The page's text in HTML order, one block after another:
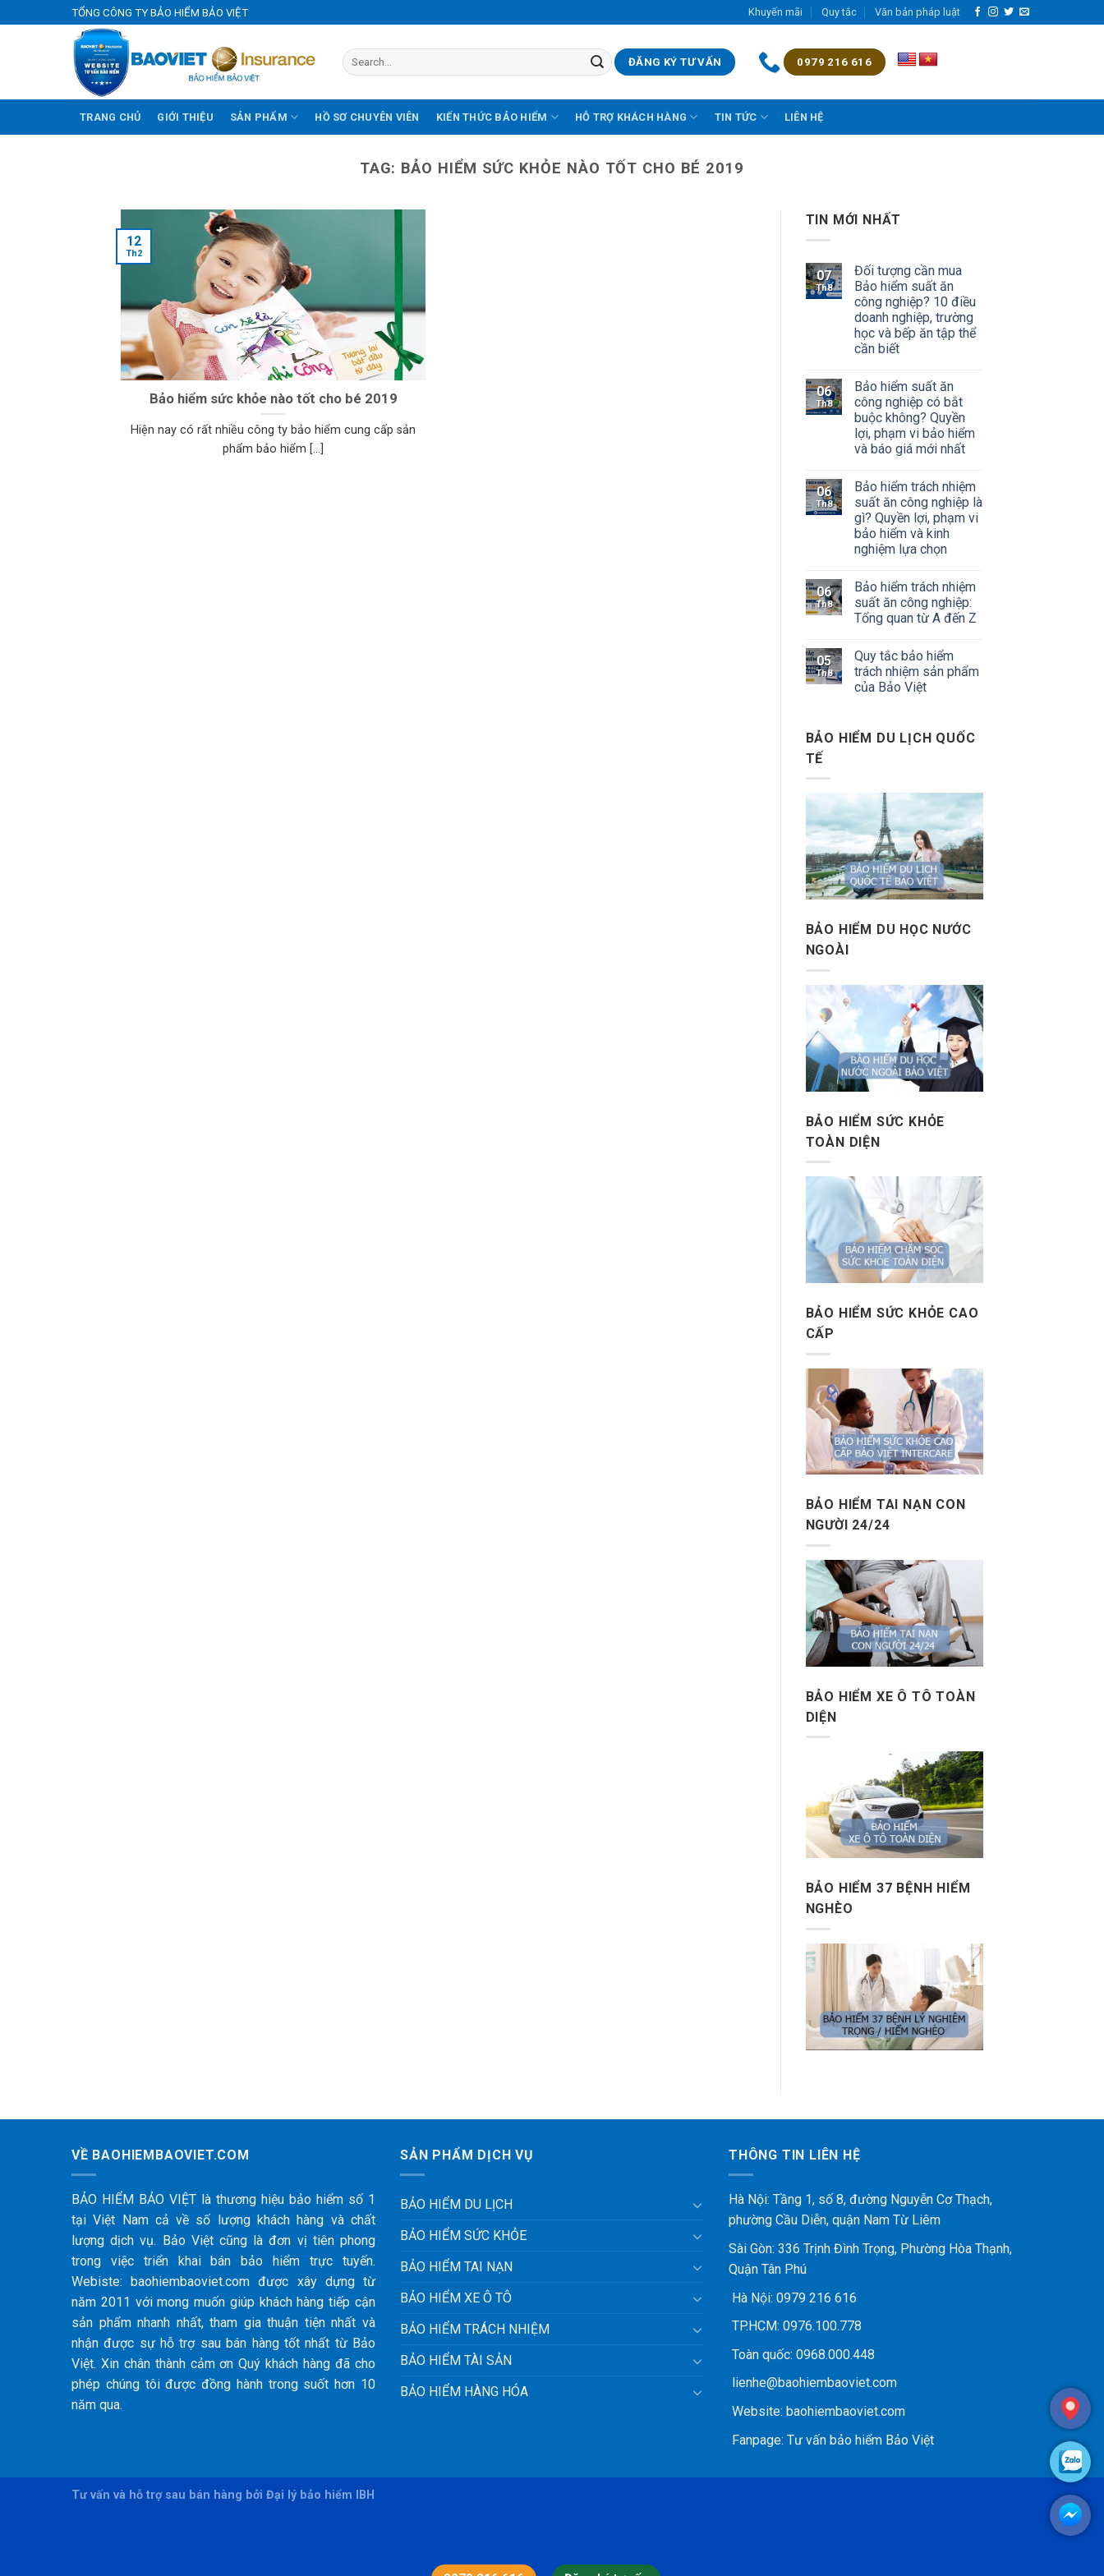
to
TỔNG CÔNG TY BẢO HIỂM BẢO VIỆT Khuyến mãi Quy tắc Văn bản pháp luật
ĐĂNG KÝ TƯ VẤN 0979 216 616
TRANG CHỦ GIỚI THIỆU SẢN PHẨM HỒ SƠ CHUYÊN VIÊN KIẾN THỨC BẢO HIỂM HỖ TRỢ KHÁCH HÀNG TIN TỨC LIÊN HỆ
TAG: BẢO HIỂM SỨC KHỎE NÀO TỐT CHO BÉ 2019
Bảo hiểm sức khỏe nào tốt cho bé 2019
Hiện nay có rất nhiều công ty bảo hiểm cung cấp sản
phẩm bảo hiểm [...]
12
Th2
TIN MỚI NHẤT
07
Th8
Đối tượng cần mua
Bảo hiểm suất ăn
công nghiệp? 10 điều
doanh nghiệp, trường
học và bếp ăn tập thể
cần biết
06
Th8
Bảo hiểm suất ăn
công nghiệp có bắt
buộc không? Quyền
lợi, phạm vi bảo hiểm
và báo giá mới nhất
06
Th8
Bảo hiểm trách nhiệm
suất ăn công nghiệp là
gì? Quyền lợi, phạm vi
bảo hiểm và kinh
nghiệm lựa chọn
06
Th8
Bảo hiểm trách nhiệm
suất ăn công nghiệp:
Tổng quan từ A đến Z
05
Th8
Quy tắc bảo hiểm
trách nhiệm sản phẩm
của Bảo Việt
BẢO HIỂM DU LỊCH QUỐC
TẾ
BẢO HIỂM DU HỌC NƯỚC
NGOÀI
BẢO HIỂM SỨC KHỎE
TOÀN DIỆN
BẢO HIỂM SỨC KHỎE CAO
CẤP
BẢO HIỂM TAI NẠN CON
NGƯỜI 24/24
BẢO HIỂM XE Ô TÔ TOÀN
DIỆN
BẢO HIỂM 37 BỆNH HIỂM
NGHÈO
VỀ BAOHIEMBAOVIET.COM
BẢO HIỂM BẢO VIỆT là thương hiệu bảo hiểm số 1
tại Việt Nam cả về số lượng khách hàng và chất
lượng dịch vụ. Bảo Việt cũng là đơn vị tiên phong
trong việc triển khai bán bảo hiểm trực tuyến.
Webiste: baohiembaoviet.com được xây dựng từ
năm 2011 với mong muốn giúp khách hàng tiếp cận
sản phẩm nhanh nhất, tham gia thuận tiện nhất và
nhận được sự hỗ trợ sau bán hàng tốt nhất từ Bảo
Việt. Xin chân thành cảm ơn Quý khách hàng đã cho
phép chúng tôi được đồng hành trong suốt hơn 10
năm qua.
SẢN PHẨM DỊCH VỤ
BẢO HIỂM DU LỊCH
BẢO HIỂM SỨC KHỎE
BẢO HIỂM TAI NẠN
BẢO HIỂM XE Ô TÔ
BẢO HIỂM TRÁCH NHIỆM
BẢO HIỂM TÀI SẢN
BẢO HIỂM HÀNG HÓA
THÔNG TIN LIÊN HỆ
Hà Nội: Tầng 1, số 8, đường Nguyễn Cơ Thạch,
phường Cầu Diễn, quận Nam Từ Liêm
Sài Gòn: 336 Trịnh Đình Trọng, Phường Hòa Thạnh,
Quận Tân Phú
Hà Nội: 0979 216 616
TP.HCM: 0976.100.778
Toàn quốc: 0968.000.448
lienhe@baohiembaoviet.com
Website: baohiembaoviet.com
Fanpage: Tư vấn bảo hiểm Bảo Việt
Tư vấn và hỗ trợ sau bán hàng bởi Đại lý bảo hiểm IBH